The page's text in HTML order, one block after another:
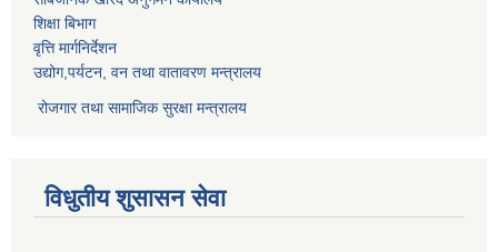
शिक्षा बिभाग
वृत्ति मार्गनिर्देशन
उद्योग,पर्यटन, वन तथा वातावरण मन्त्रालय
रोजगार तथा सामाजिक सुरक्षा मन्त्रालय
विधुतीय शुसासन सेवा